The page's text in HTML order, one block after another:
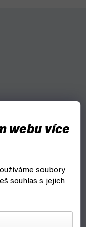
webu více
soubory
souhlas s jejich
gumový. Některé